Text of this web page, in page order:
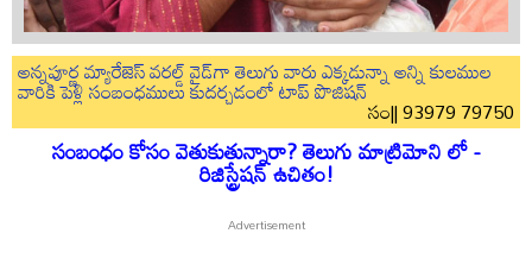
అన్నపూర్ణ మ్యారేజెస్ వరల్డ్ వైడ్‌గా తెలుగు వారు ఎక్కడున్నా అన్ని కులముల
వారికి పెళ్లి సంబంధములు కుదర్చడంలో టాప్ పొజిషన్
సం|| 93979 79750
సంబంధం కోసం వెతుకుతున్నారా? తెలుగు మాట్రిమోని లో -
రిజిస్ట్రేషన్ ఉచితం!